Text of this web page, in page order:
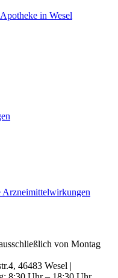
in Wesel
Arzneimittelwirkungen
von Montag
46483 Wesel |